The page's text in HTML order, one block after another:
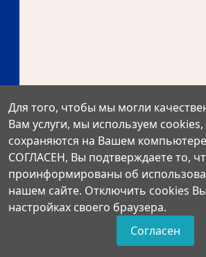
Есть предложения по
организации учебного
или знаете, как
лучше?
Написать о проблеме
Для того, чтобы мы могли
Вам услуги, мы используем
сохраняются на Вашем
СОГЛАСЕН, Вы подтверждаете то,
проинформированы об
нашем сайте. Отключить cookies
настройках своего браузера.
Согласен